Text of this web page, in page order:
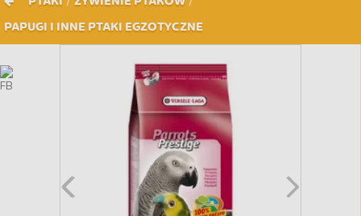
PAPUGI I INNE PTAKI EGZOTYCZNE